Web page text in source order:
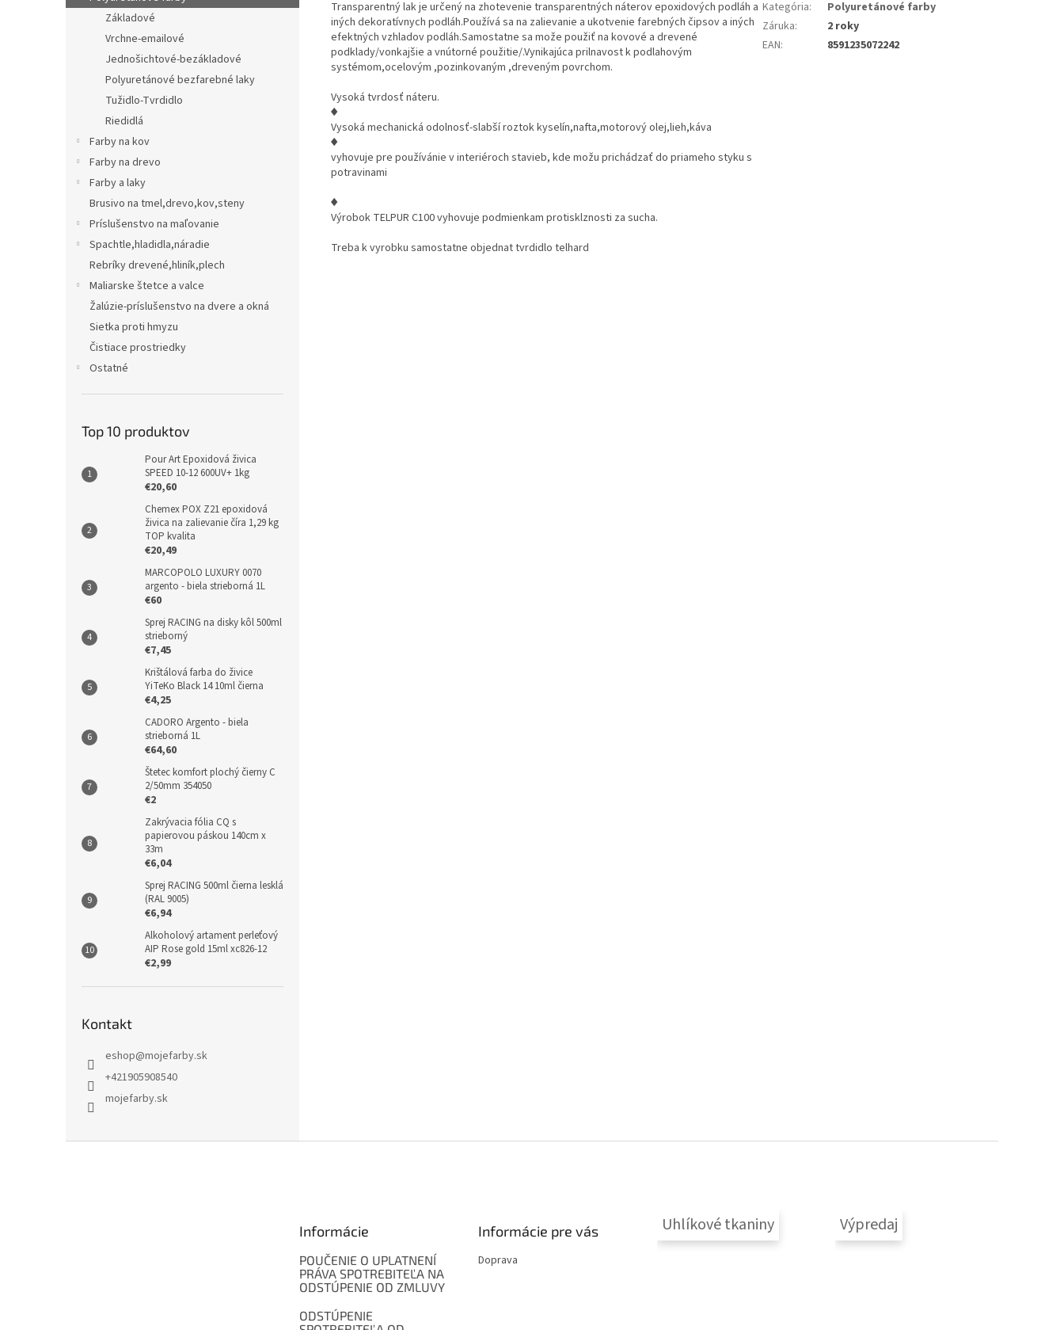
Základové
Vrchne-emailové
Jednošichtové-bezákladové
Polyuretánové bezfarebné laky
Tužidlo-Tvrdidlo
Riedidlá
Farby na kov
Farby na drevo
Farby a laky
Brusivo na tmel,drevo,kov,steny
Príslušenstvo na maľovanie
Spachtle,hladidla,náradie
Rebríky drevené,hliník,plech
Maliarske štetce a valce
Žalúzie-príslušenstvo na dvere a okná
Sietka proti hmyzu
Čistiace prostriedky
Ostatné
Top 10 produktov
Pour Art Epoxidová živica
SPEED 10-12 600UV+ 1kg
€20,60
Chemex POX Z21 epoxidová
živica na zalievanie číra 1,29 kg
TOP kvalita
€20,49
MARCOPOLO LUXURY 0070
argento - biela strieborná 1L
€60
Sprej RACING na disky kôl 500ml
strieborný
€7,45
Krištálová farba do živice
YiTeKo Black 14 10ml čierna
€4,25
CADORO Argento - biela
strieborná 1L
€64,60
Štetec komfort plochý čierny C
2/50mm 354050
€2
Zakrývacia fólia CQ s
papierovou páskou 140cm x
33m
€6,04
Sprej RACING 500ml čierna lesklá
(RAL 9005)
€6,94
Alkoholový artament perleťový
AIP Rose gold 15ml xc826-12
€2,99
Kontakt
eshop@mojefarby.sk
+421905908540
mojefarby.sk
Transparentný lak je určený na zhotevenie transparentných náterov epoxidových podláh a
iných dekoratívnych podláh.Používá sa na zalievanie a ukotvenie farebných čipsov a iných
efektných vzhladov podláh.Samostatne sa može použiť na kovové a drevené
podklady/vonkajšie a vnútorné použitie/.Vynikajúca prilnavost k podlahovým
systémom,ocelovým ,pozinkovaným ,dreveným povrchom.
Vysoká tvrdosť náteru.
♦
Vysoká mechanická odolnosť-slabší roztok kyselín,nafta,motorový olej,lieh,káva
♦
vyhovuje pre používánie v interiéroch stavieb, kde možu prichádzať do priameho styku s
potravinami
♦
Výrobok TELPUR C100 vyhovuje podmienkam protisklznosti za sucha.
Treba k vyrobku samostatne objednat tvrdidlo telhard
Kategória:
Polyuretánové farby
Záruka:
2 roky
EAN: 8591235072242
Informácie
POUČENIE O UPLATNENÍ
PRÁVA SPOTREBITEĽA NA
ODSTÚPENIE OD ZMLUVY
ODSTÚPENIE
Informácie pre vás
Doprava
Uhlíkové tkaniny Výpredaj